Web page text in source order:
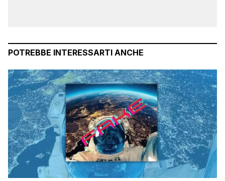
POTREBBE INTERESSARTI ANCHE